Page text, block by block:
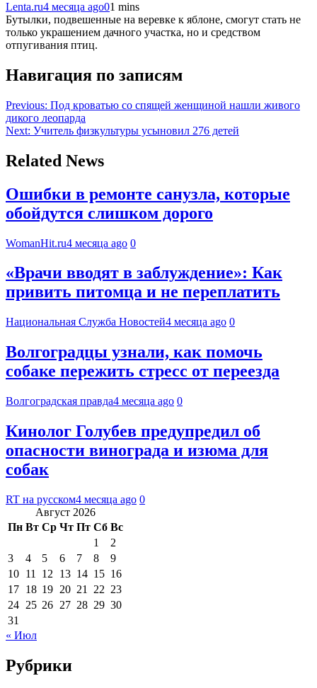
Lenta.ru4 месяца ago01 mins
Бутылки, подвешенные на веревке к яблоне, смогут стать не
только украшением дачного участка, но и средством
отпугивания птиц.
Навигация по записям
Previous: Под кроватью со спящей женщиной нашли живого
дикого леопарда
Next: Учитель физкультуры усыновил 276 детей
Related News
Ошибки в ремонте санузла, которые
обойдутся слишком дорого
WomanHit.ru4 месяца ago 0
«Врачи вводят в заблуждение»: Как
привить питомца и не переплатить
Национальная Служба Новостей4 месяца ago 0
Волгоградцы узнали, как помочь
собаке пережить стресс от переезда
Волгоградская правда4 месяца ago 0
Кинолог Голубев предупредил об
опасности винограда и изюма для
собак
RT на русском4 месяца ago 0
Август 2026
Пн Вт Ср Чт Пт Сб Вс
1
2
3
4 5 6 7 8
9
10 11 12 13 14 15 16
17 18 19 20 21 22 23
24 25 26 27 28 29 30
31
« Июл
Рубрики